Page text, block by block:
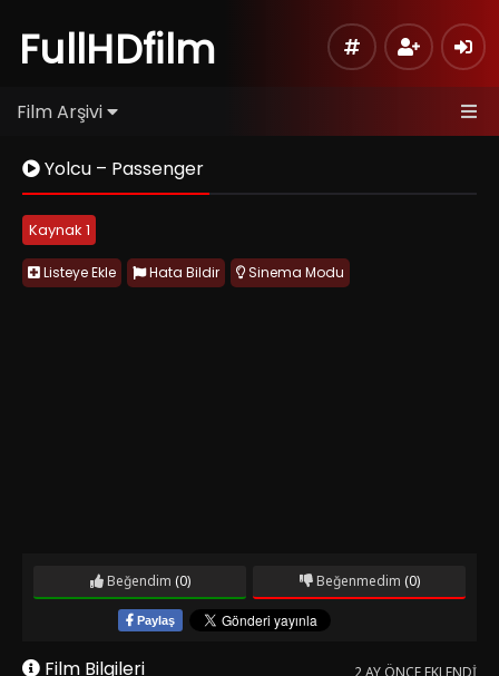
FullHDfilm
Film Arşivi
Yolcu – Passenger
Kaynak 1
Listeye Ekle Hata Bildir Sinema Modu
Paylaş
Beğendim (0) Beğenmedim (0)
Film Bilgileri 2 AY ÖNCE EKLENDI